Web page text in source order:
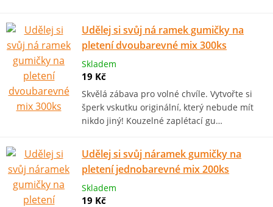
Udělej si svůj ná ramek gumičky na
pletení dvoubarevné mix 300ks
Skladem
19 Kč
Skvělá zábava pro volné chvíle. Vytvořte si
šperk vskutku originální, který nebude mít
nikdo jiný! Kouzelné zaplétací gu…
Udělej si svůj náramek gumičky na
pletení jednobarevné mix 200ks
Skladem
19 Kč